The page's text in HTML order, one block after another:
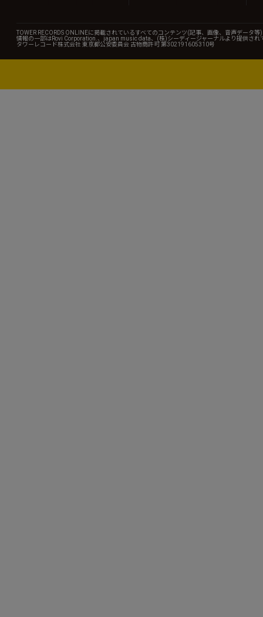
TOWER RECORDS ONLINEに掲載されているすべてのコンテンツ(記事、画像、音声データ
情報の一部はRovi Corporation.、japan music data、(株)シーディージャーナルより提供され
タワーレコード株式会社 東京都公安委員会 古物商許可 第302191605310号